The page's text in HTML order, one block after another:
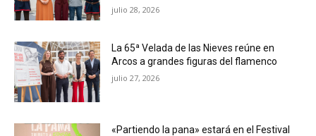
julio 28, 2026
La 65ª Velada de las Nieves reúne en
Arcos a grandes figuras del flamenco
julio 27, 2026
«Partiendo la pana» estará en el Festival